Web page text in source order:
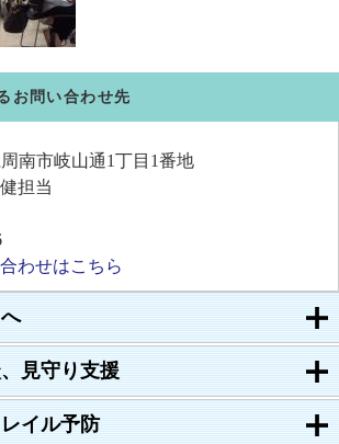
見守り支援
イル予防
お問い合わせ先
南市岐山通1丁目1番地
担当
わせはこちら